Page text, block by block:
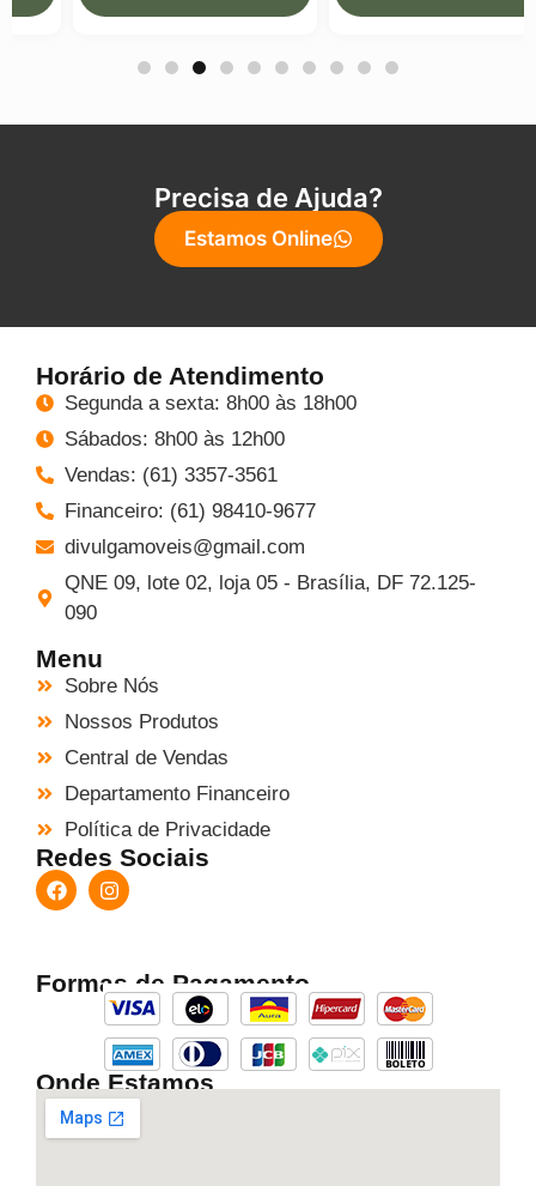
Precisa de Ajuda?
Estamos Online
Horário de Atendimento
Segunda a sexta: 8h00 às 18h00
Sábados: 8h00 às 12h00
Vendas: (61) 3357-3561
Financeiro: (61) 98410-9677
divulgamoveis@gmail.com
QNE 09, lote 02, loja 05 - Brasília, DF 72.125-
090
Menu
Sobre Nós
Nossos Produtos
Central de Vendas
Departamento Financeiro
Política de Privacidade
Redes Sociais
Formas de Pagamento
Onde Estamos